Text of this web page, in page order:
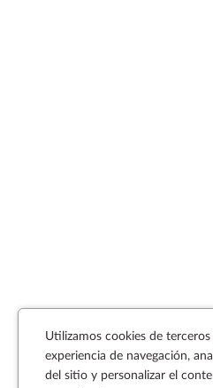
Utilizamos cookies de
experiencia de navegación,
del sitio y personalizar el